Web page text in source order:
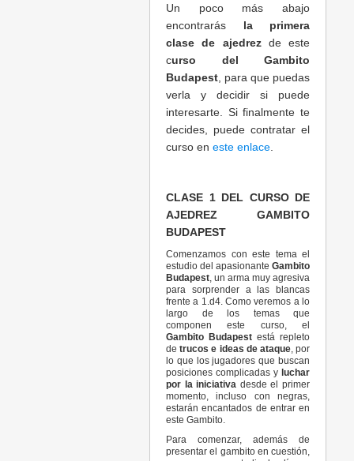
Un poco más abajo
encontrarás la primera
clase de ajedrezde este
curso del Gambito
Budapest, para que puedas
verla y decidir si puede
interesarte. Si finalmente te
decides, puede contratar el
curso en este enlace.
CLASE 1 DEL CURSO DE
AJEDREZ GAMBITO
BUDAPEST
Comenzamos con este tema el
estudio del apasionante Gambito
Budapest, un arma muy agresiva
para sorprender a las blancas
frente a 1.d4. Como veremos a lo
largo de los temas que
componen este curso, el
Gambito Budapest está repleto
detrucos e ideas de ataque, por
lo que los jugadores que buscan
posiciones complicadas y luchar
por la iniciativa desde el primer
momento, incluso con negras,
estarán encantados de entrar en
este Gambito.
Para comenzar, además de
presentar el gambito en cuestión,